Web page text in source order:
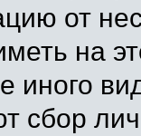
от
на
иного
сбор